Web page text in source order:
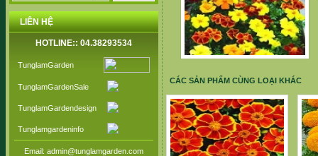
LIÊN HỆ
HOTLINE:: 04.38293534
TunglamGarden
TunglamGardenSale
TunglamGardendesign
Tunglamgardeninfo
Email: admin@tunglamgarden.com
CÁC SẢN PHẨM CÙNG LOẠI KHÁC